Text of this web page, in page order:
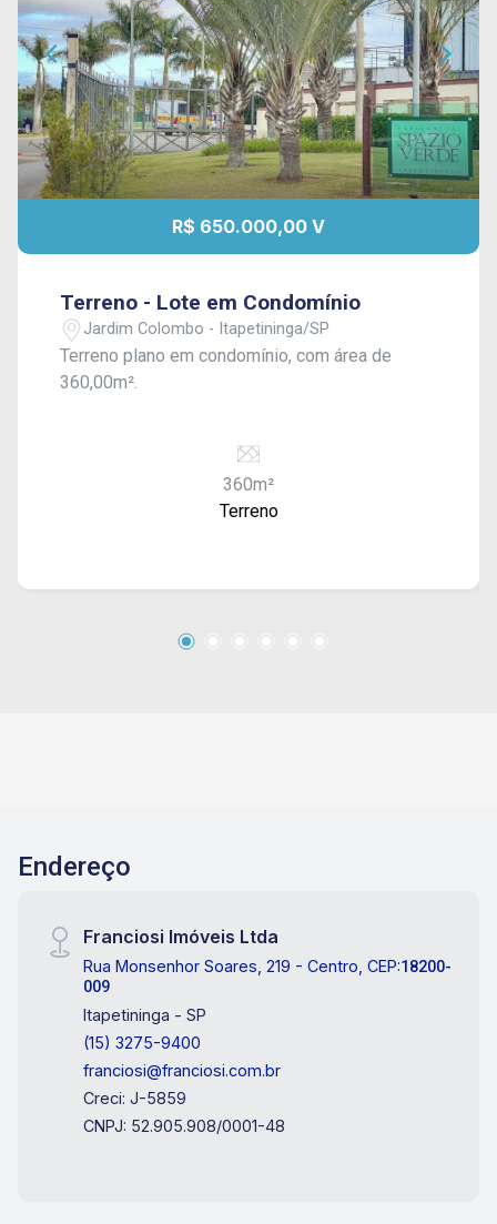
R$ 650.000,00 V
Terreno - Lote em Condomínio
Jardim Colombo - Itapetininga/SP
Terreno plano em condomínio, com área de
360,00m².
360m²
Terreno
Endereço
Franciosi Imóveis Ltda
Rua Monsenhor Soares, 219 - Centro, CEP:18200-
009
Itapetininga - SP
(15) 3275-9400
franciosi@franciosi.com.br
Creci: J-5859
CNPJ: 52.905.908/0001-48